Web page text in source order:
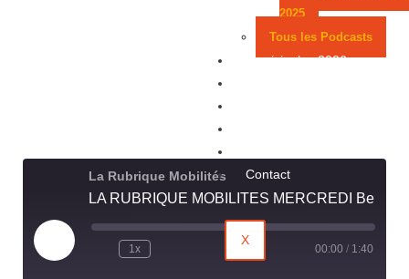
2025
Tous les Podcasts
Municipales 2026
Contact
X
La Rubrique Mobilités
1x 00:00 / 1:40